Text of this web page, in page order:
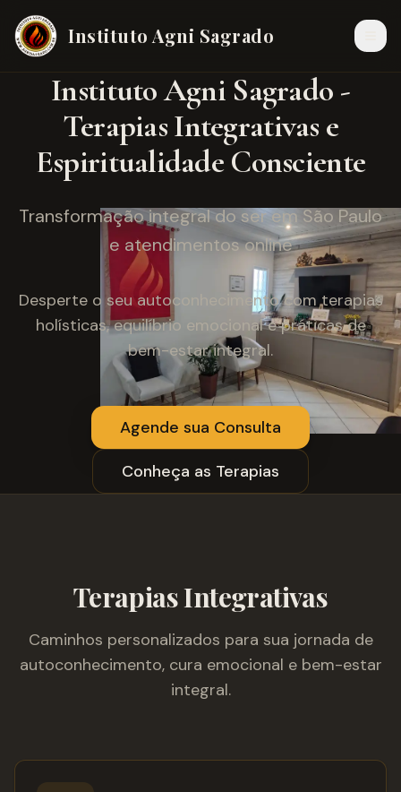
Instituto Agni Sagrado
Instituto Agni Sagrado -
Terapias Integrativas e
Espiritualidade Consciente
Transformação integral do ser em São Paulo
e atendimentos online
Desperte o seu autoconhecimento com terapias
holísticas, equilíbrio emocional e práticas de
bem-estar integral.
Agende sua Consulta
Conheça as Terapias
Terapias Integrativas
Caminhos personalizados para sua jornada de
autoconhecimento, cura emocional e bem-estar
integral.